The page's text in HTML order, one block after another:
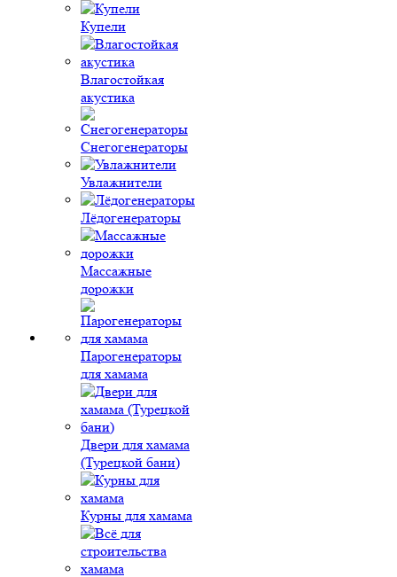
Купели
Влагостойкая
акустика
Снегогенераторы
Увлажнители
Лёдогенераторы
Массажные
дорожки
Парогенераторы
для хамама
Двери для хамама
(Турецкой бани)
Курны для хамама